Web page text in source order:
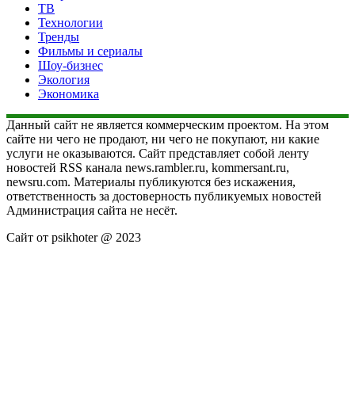
ТВ
Технологии
Тренды
Фильмы и сериалы
Шоу-бизнес
Экология
Экономика
Данный сайт не является коммерческим проектом. На этом
сайте ни чего не продают, ни чего не покупают, ни какие
услуги не оказываются. Сайт представляет собой ленту
новостей RSS канала news.rambler.ru, kommersant.ru,
newsru.com. Материалы публикуются без искажения,
ответственность за достоверность публикуемых новостей
Администрация сайта не несёт.
Сайт от psikhoter @ 2023